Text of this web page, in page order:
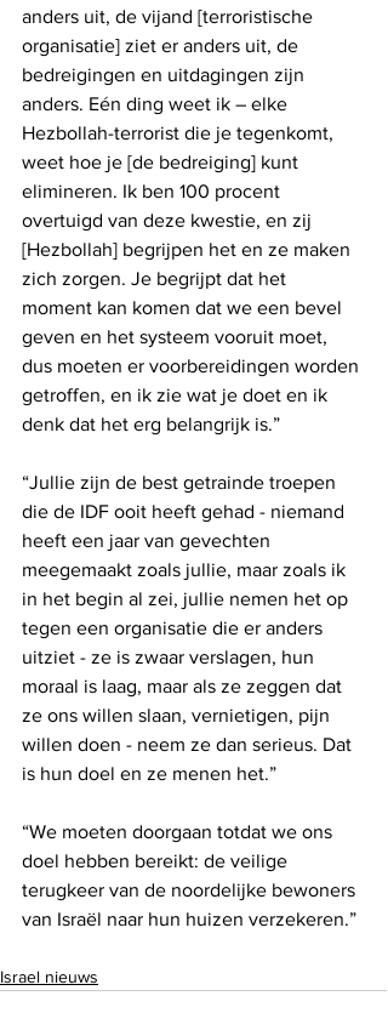
anders uit, de vijand [terroristische
organisatie] ziet er anders uit, de
bedreigingen en uitdagingen zijn
anders. Eén ding weet ik – elke
Hezbollah-terrorist die je tegenkomt,
weet hoe je [de bedreiging] kunt
elimineren. Ik ben 100 procent
overtuigd van deze kwestie, en zij
[Hezbollah] begrijpen het en ze maken
zich zorgen. Je begrijpt dat het
moment kan komen dat we een bevel
geven en het systeem vooruit moet,
dus moeten er voorbereidingen worden
getroffen, en ik zie wat je doet en ik
denk dat het erg belangrijk is.”
“Jullie zijn de best getrainde troepen
die de IDF ooit heeft gehad - niemand
heeft een jaar van gevechten
meegemaakt zoals jullie, maar zoals ik
in het begin al zei, jullie nemen het op
tegen een organisatie die er anders
uitziet - ze is zwaar verslagen, hun
moraal is laag, maar als ze zeggen dat
ze ons willen slaan, vernietigen, pijn
willen doen - neem ze dan serieus. Dat
is hun doel en ze menen het.”
“We moeten doorgaan totdat we ons
doel hebben bereikt: de veilige
terugkeer van de noordelijke bewoners
van Israël naar hun huizen verzekeren.”
Israel nieuws